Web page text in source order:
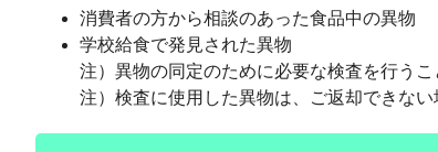
消費者の方から相談のあった食品中の異物
学校給食で発見された異物
注）異物の同定のために必要な検査を行う
注）検査に使用した異物は、ご返却できない